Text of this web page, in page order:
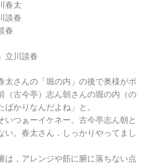
春太
談春
春
立川談春
さんの「堀の内」の後で奥様がポ
（古今亭）志ん朝さんの堀の内（の
ばかりなんだよね」と。
つぁーイケネー。古今亭志ん朝と
い。春太さん，しっかりやってまし
，アレンジや筋に腑に落ちない点